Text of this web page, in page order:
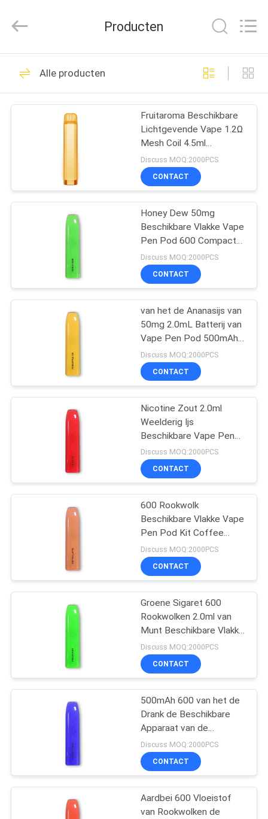
HUIS
PRODUCTEN
ONGEVEER
ONS
FABRIEKSREIS
KWALITEITSCONTROLE
VERZOEK
SITEMAP
Developed
Beschikbare Vape-
Stok
80
Beschikbare Vape-
Pen
34
Beschikbaar Vape-
Peulapparaat
36
Beschikbare Vlakke
Vape Pen Pod
Beschikbare
Elektronische
Sigaret
16
Navulbare
Elektronische
Sigaret
11
Producten
Alle producten
Fruitaroma Beschikbare
Lichtgevende Vape 1.2Ω
Mesh Coil 4.5ml
Vloeibaar E Cig
Discuss MOQ:2000PCS
CONTACT
Honey Dew 50mg
Beschikbare Vlakke Vape
Pen Pod 600 Compacte
Rookwolken
Discuss MOQ:2000PCS
CONTACT
van het de Ananasijs van
50mg 2.0mL Batterij van
Vape Pen Pod 500mAh
de Beschikbare
Discuss MOQ:2000PCS
CONTACT
Nicotine Zout 2.0ml
Weelderig Ijs
Beschikbare Vape Pen
Pod 1.6Ω
Discuss MOQ:2000PCS
CONTACT
600 Rookwolk
Beschikbare Vlakke Vape
Pen Pod Kit Coffee
Latte Geen Ontsteking
Discuss MOQ:2000PCS
CONTACT
Groene Sigaret 600
Rookwolken 2.0ml van
Munt Beschikbare Vlakke
Vape Pen Pod E
Discuss MOQ:2000PCS
CONTACT
500mAh 600 van het de
Drank de Beschikbare
Apparaat van de
Rookwolkenenergie
Damp 2.0ml
Discuss MOQ:2000PCS
CONTACT
Aardbei 600 Vloeistof
van Rookwolken de